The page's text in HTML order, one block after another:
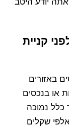
קניית
באזורים
או בנכסים
כלל נמוכה
שקלים